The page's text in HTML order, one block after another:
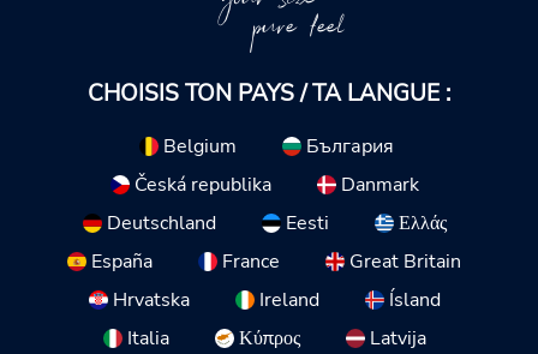
pure feel
CHOISIS TON PAYS / TA LANGUE :
Belgium
България
Česká republika
Danmark
Deutschland
Eesti
Ελλάς
España
France
Great Britain
Hrvatska
Ireland
Ísland
Italia
Κύπρος
Latvija